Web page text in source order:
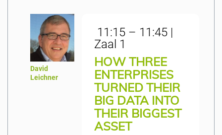
David
Leichner
11:15 – 11:45 |
Zaal 1
HOW THREE
ENTERPRISES
TURNED THEIR
BIG DATA INTO
THEIR BIGGEST
ASSET